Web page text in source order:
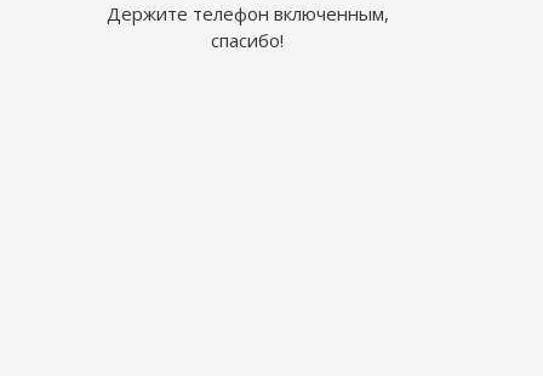
Держите телефон включенным,
спасибо!